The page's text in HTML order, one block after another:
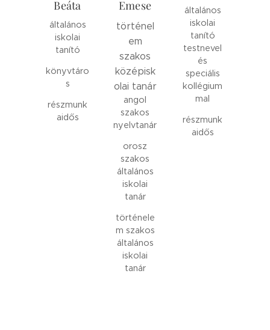
Beáta
általános
iskolai
tanító
könyvtáro
s
részmunk
aidős
Emese
történel
em
szakos
középisk
olai tanár
angol
szakos
nyelvtanár
orosz
szakos
általános
iskolai
tanár
történele
m szakos
általános
iskolai
tanár
általános
iskolai
tanító
testnevel
és
speciális
kollégium
mal
részmunk
aidős